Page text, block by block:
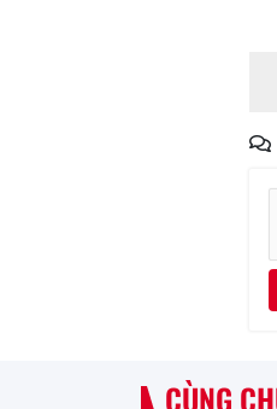
CÙNG